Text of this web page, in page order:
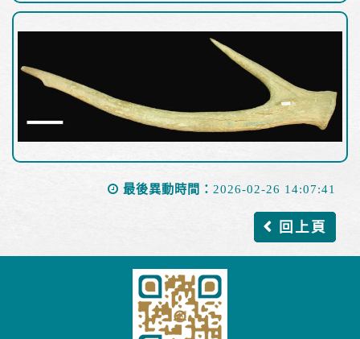
最後異動時間： 2026-02-26 14:07:41
回上頁